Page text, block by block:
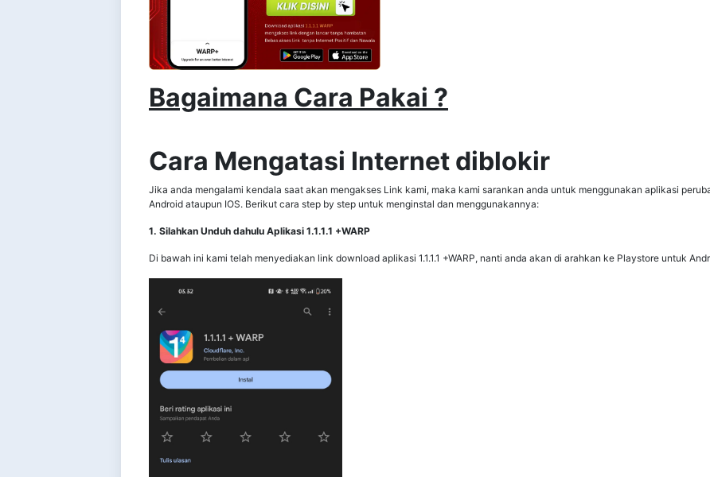
Bagaimana Cara Pakai ?
Cara Mengatasi Internet diblokir
Jika anda mengalami kendala saat akan mengakses Link kami, maka kami sarankan anda untuk menggunakan aplikasi
Android ataupun IOS. Berikut cara step by step untuk menginstal dan menggunakannya:
1. Silahkan Unduh dahulu Aplikasi 1.1.1.1 +WARP
Di bawah ini kami telah menyediakan link download aplikasi 1.1.1.1 +WARP, nanti anda akan di arahkan ke Playstore untuk